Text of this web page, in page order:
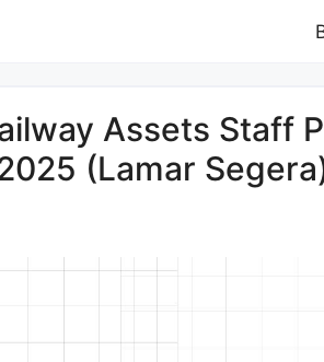
Assets Staff
(Lamar